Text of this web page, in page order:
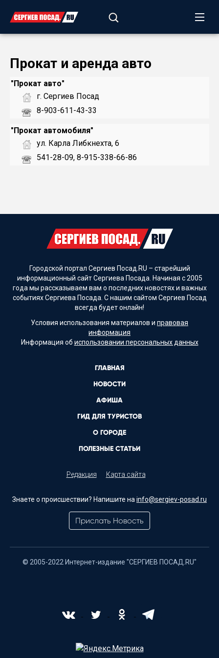
Прокат и аренда авто
"Прокат авто"
г. Сергиев Посад
8-903-611-43-33
"Прокат автомобиля"
ул. Карла Либкнехта, 6
541-28-09, 8-915-338-66-86
Городской портал Сергиев Посад.RU – старейший
информационный сайт Сергиева Посада. Начиная с 2005
года мы рассказываем вам о последних новостях и важных
событиях Сергиева Посада. С нашим сайтом Сергиев Посад
всегда будет онлайн!
Условия использования материалов и правовая
информация
Информация об использовании персональных данных
ГЛАВНАЯ
НОВОСТИ
АФИША
ГИД ДЛЯ ТУРИСТОВ
О ГОРОДЕ
ПОЛЕЗНЫЕ СТАТЬИ
Редакция Карта сайта
Знаете о происшествии? Напишите на info@sergiev-posad.ru
Прислать Новость
© 2005-2022 Интернет-издание "СЕРГИЕВ ПОСАД.RU"